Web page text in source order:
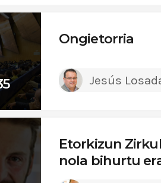
Ongietorria
Jesús
Etorkizun
nola bihurtu